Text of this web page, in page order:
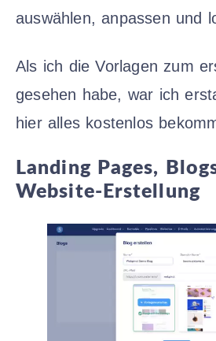
auswählen, anpassen und
Als ich die Vorlagen zum
gesehen habe, war ich
hier alles kostenlos
Landing Pages,
Website-Erstellung